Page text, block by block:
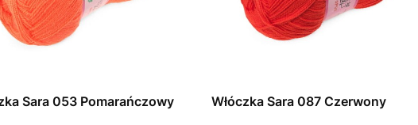
Sara 053 Pomarańczowy Włóczka Sara 087 Czerwony